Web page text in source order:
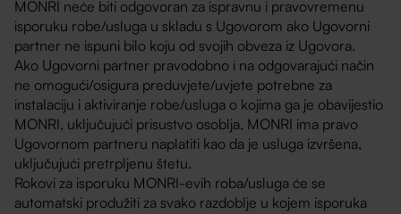
MONRI neće biti odgovoran za ispravnu i pravovremenu
isporuku robe/usluga u skladu s Ugovorom ako Ugovorni
partner ne ispuni bilo koju od svojih obveza iz Ugovora.
Ako Ugovorni partner pravodobno i na odgovarajući način
ne omogući/osigura preduvjete/uvjete potrebne za
instalaciju i aktiviranje robe/usluga o kojima ga je obavijestio
MONRI, uključujući prisustvo osoblja, MONRI ima pravo
Ugovornom partneru naplatiti kao da je usluga izvršena,
uključujući pretrpljenu štetu.
Rokovi za isporuku MONRI-evih roba/usluga će se
automatski produžiti za svako razdoblje u kojem isporuka